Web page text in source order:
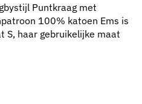
Puntkraag met
100% katoen Ems is
S, haar gebruikelijke maat